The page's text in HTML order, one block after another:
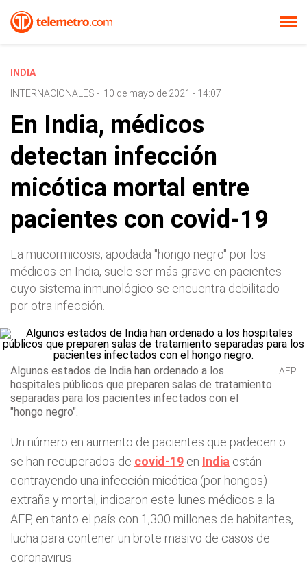
INDIA
INTERNACIONALES - 10 de mayo de 2021 - 14:07
En India, médicos
detectan infección
micótica mortal entre
pacientes con covid-19
La mucormicosis, apodada "hongo negro" por los
médicos en India, suele ser más grave en pacientes
cuyo sistema inmunológico se encuentra debilitado
por otra infección.
Algunos estados de India han ordenado a los
hospitales públicos que preparen salas de tratamiento
separadas para los pacientes infectados con el
"hongo negro".
AFP
Un número en aumento de pacientes que padecen o
se han recuperados de covid-19 en India están
contrayendo una infección micótica (por hongos)
extraña y mortal, indicaron este lunes médicos a la
AFP, en tanto el país con 1,300 millones de habitantes,
lucha para contener un brote masivo de casos de
coronavirus.